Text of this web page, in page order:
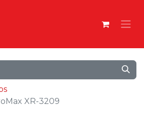
XR-3209